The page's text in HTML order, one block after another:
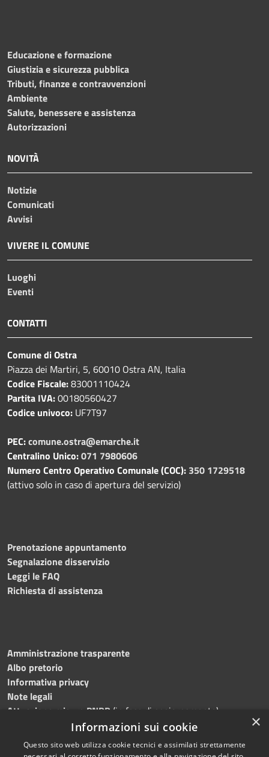
Educazione e formazione
Giustizia e sicurezza pubblica
Tributi, finanze e contravvenzioni
Ambiente
Salute, benessere e assistenza
Autorizzazioni
NOVITÀ
Notizie
Comunicati
Avvisi
VIVERE IL COMUNE
Luoghi
Eventi
CONTATTI
Comune di Ostra
Piazza dei Martiri, 5, 60010 Ostra AN, Italia
Codice Fiscale:83001110424
Partita IVA:00180560427
Codice univoco: UF7T97
PEC:comune.ostra@emarche.it
Centralino Unico:071 7980606
Numero Centro Operativo Comunale (COC): 350 1729518
(attivo solo in caso di apertura del servizio)
Prenotazione appuntamento
Segnalazione disservizio
Leggi le FAQ
Richiesta di assistenza
Amministrazione trasparente
Albo pretorio
Informativa privacy
Note legali
Attuazione misure PNRR (in fase di aggiornamento)
Dichiarazione di accessibilità
×
Informazioni sui cookie
Questo sito web utilizza cookie tecnici e assimilati strettamente